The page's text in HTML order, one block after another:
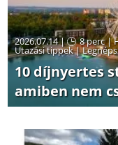
2026.07.14 | 8 perc|
Utazási tippek|
10 díjnyertes
amiben nem